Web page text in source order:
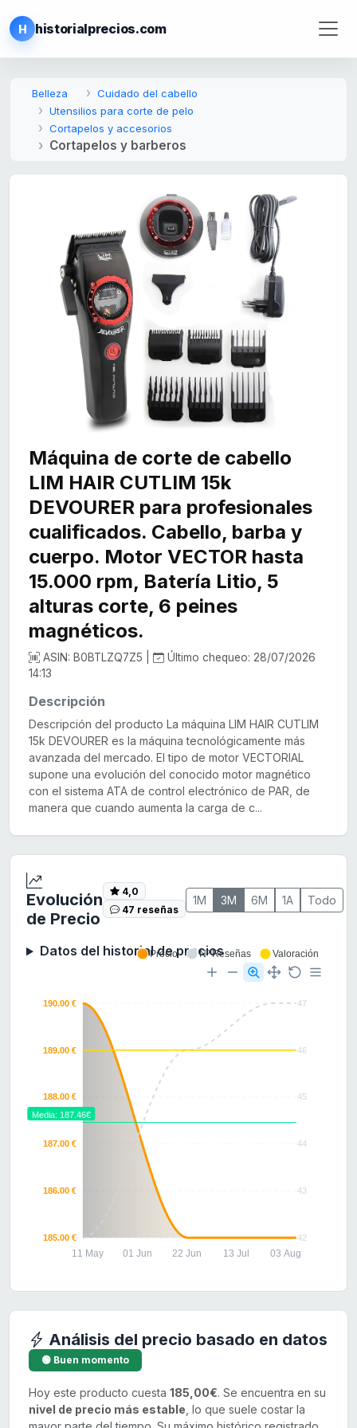
H historialprecios.com
Belleza
Cuidado del cabello
Utensilios para corte de pelo
Cortapelos y accesorios
Cortapelos y barberos
Máquina de corte de cabello
LIM HAIR CUTLIM 15k
DEVOURER para profesionales
cualificados. Cabello, barba y
cuerpo. Motor VECTOR hasta
15.000 rpm, Batería Litio, 5
alturas corte, 6 peines
magnéticos.
ASIN: B0BTLZQ7Z5 |
Último chequeo: 28/07/2026
14:13
Descripción
Descripción del producto La máquina LIM HAIR CUTLIM
15k DEVOURER es la máquina tecnológicamente más
avanzada del mercado. El tipo de motor VECTORIAL
supone una evolución del conocido motor magnético
con el sistema ATA de control electrónico de PAR, de
manera que cuando aumenta la carga de c...
Evolución
de Precio
4,0
47 reseñas
1M 3M 6M 1A Todo
Datos del historial de precios
47
46
45
44
43
42
190.00 €
189.00 €
188.00 €
187.00 €
186.00 €
185.00 €
11 May 01 Jun 22 Jun 13 Jul 03 Aug
Media: 187.46€
Precio Nº Reseñas Valoración
Análisis del precio basado en datos
🟢 Buen momento
Hoy este producto cuesta 185,00€. Se encuentra en su
nivel de precio más estable , lo que suele costar la